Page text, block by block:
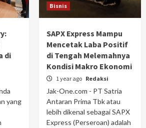
di
yang
Bisnis
SAPX Express Mampu
Mencetak Laba Positif
di Tengah Melemahnya
Kondisi Makro Ekonomi
1 year ago Redaksi
Jak-One.com - PT Satria
Antaran Prima Tbk atau
lebih dikenal sebagai SAPX
Express (Perseroan) adalah